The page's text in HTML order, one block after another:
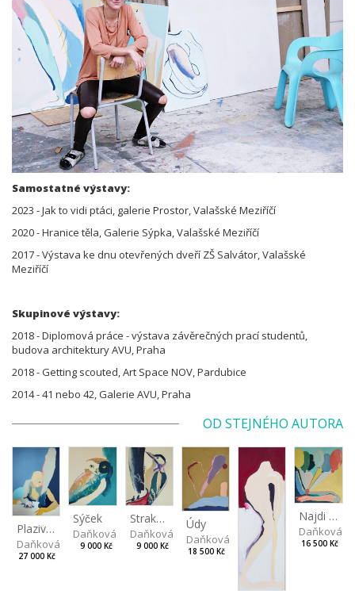
Samostatné výstavy:
2023 - Jak to vidi ptáci, galerie Prostor, Valašské Meziříčí
2020 - Hranice těla, Galerie Sýpka, Valašské Meziříčí
2017 - Výstava ke dnu otevřených dveří ZŠ Salvátor, Valašské
Meziříčí
Skupinové výstavy:
2018 - Diplomová práce - výstava závěrečných prací studentů,
budova architektury AVU, Praha
2018 - Getting scouted, Art Space NOV, Pardubice
2014 - 41 nebo 42, Galerie AVU, Praha
OD STEJNÉHO AUTORA
Plazivec
Daňková Markéta
27 000 Kč
Sýček
Daňková Markéta
9 000 Kč
Strakapoud
Daňková Markéta
9 000 Kč
Údy
Daňková Markéta
18 500 Kč
Najdi mě
Daňková
16 500 Kč